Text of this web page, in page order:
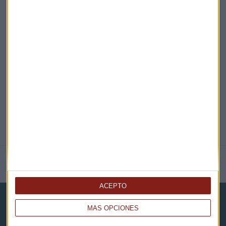
MÁS OPCIONES
ACEPTO
NOTICIAS RELACIONADAS